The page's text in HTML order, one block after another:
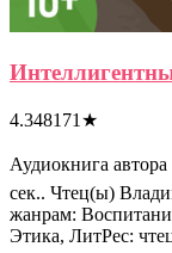
4.348171 ★
Аудиокнига
сек.. Чтец(ы)
жанрам:
Этика, ЛитРес: